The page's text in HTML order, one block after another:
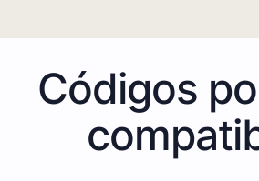
Códigos